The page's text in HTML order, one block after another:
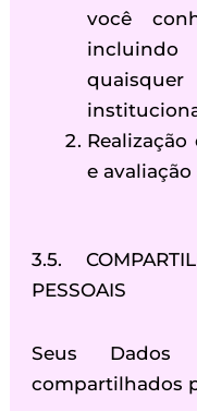
você
e
3.5.
PESSOAIS
Seus Dados
compartilhados